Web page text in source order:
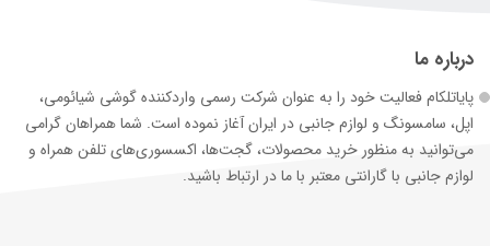
درباره ما
پایاتلکام فعالیت خود را به عنوان شرکت رسمی وارد‌کننده گوشی شیائومی،
اپل، سامسونگ و لوازم جانبی در ایران آغاز نموده است. شما همراهان گرامی
می‌توانید به منظور خرید محصولات، گجت‌ها، اکسسوری‌های تلفن همراه و
لوازم جانبی با گارانتی معتبر با ما در ارتباط باشید.